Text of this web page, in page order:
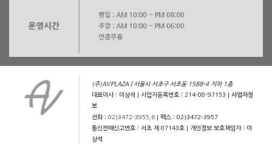
(주)AVPLAZA | 서울시 서초구 서초동 1588-4 지하 1층
대표이사 : 이상석 | 사업자등록번호 : 214-08-97153 |사업자정
보
전화 :02)3472-3955,6 | 팩스 : 02)3472-3957
통신판매신고번호 : 서초 제 07143호 | 개인정보 보호책임자 : 이
상석